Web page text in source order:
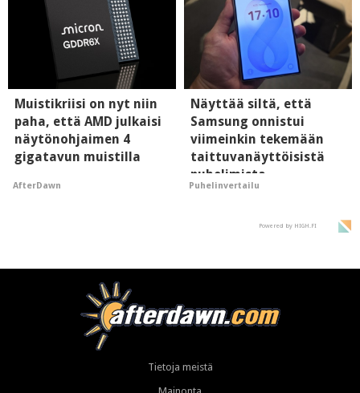
Muistikriisi on nyt niin
paha, että AMD julkaisi
näytönohjaimen 4
gigatavun muistilla
AfterDawn
Näyttää siltä, että
Samsung onnistui
viimeinkin tekemään
taittuvanäyttöisistä
puhelimista
supersuosittuja
Puhelinvertailu
Powered by HIGH.FI
Tietoja meistä